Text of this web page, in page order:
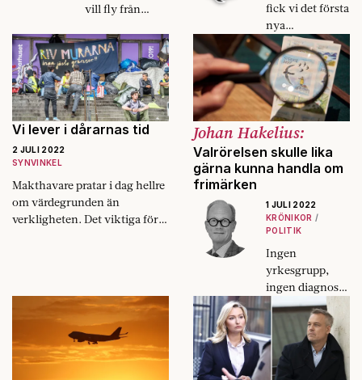
vill fly från
dygn? Inte
enbart. Att
lyssna på
partiledartalen
är ett bra sätt att
bilda sin egen
fick vi det första
nya
huvudavtalet på
arbetsmarknad
en sedan 1938.
Synd bara att en
politisk vilde
tog upp hela
den mediala
scenen.
Vi lever i dårarnas tid
2 JULI 2022
SYNVINKEL
Makthavare pratar i dag hellre
om värdegrunden än
verkligheten. Det viktiga för
Johan Hakelius:
Valrörelsen skulle lika
gärna kunna handla om
frimärken
1 JULI 2022
KRÖNIKOR
POLITIK
Ingen
yrkesgrupp,
ingen diagnos,
ingen läggning
tvekar längre att
framhäva just
sina problem
som